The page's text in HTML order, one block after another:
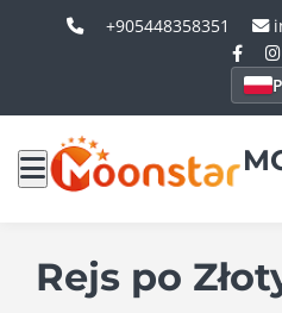
+905448358351
Rejs po